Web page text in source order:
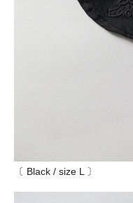
〔 Black / size L 〕